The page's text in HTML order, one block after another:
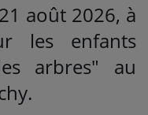
août 2026, à
les enfants
arbres" au